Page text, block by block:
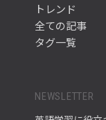
トレンド
全ての記事
タグ一覧
NEWSLETTER